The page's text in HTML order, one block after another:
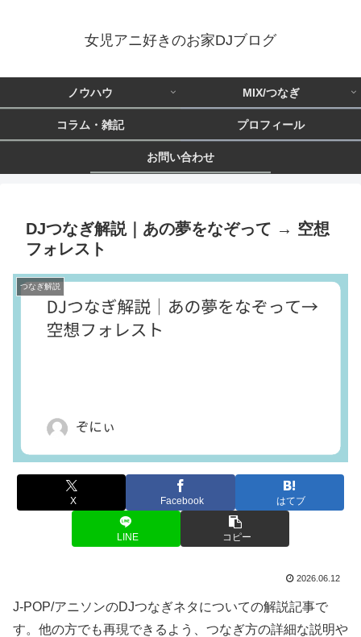
女児アニ好きのお家DJブログ
ノウハウ MIX/つなぎ
コラム・雑記 プロフィール
お問い合わせ
DJつなぎ解説｜あの夢をなぞって → 空想
フォレスト
つなぎ解説
X Facebook はてブ
LINE コピー
2026.06.12
J-POP/アニソンのDJつなぎネタについての解説記事で
す。他の方でも再現できるよう、つなぎ方の詳細な説明や